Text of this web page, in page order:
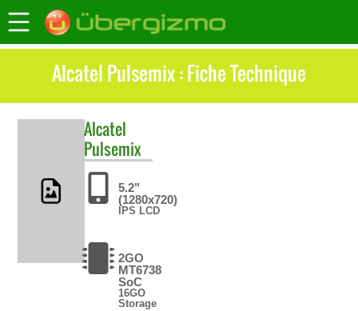
Alcatel Pulsemix : Fiche Technique
Alcatel
Pulsemix
5.2"
(1280x720)
IPS LCD
2GO
MT6738
SoC
16GO
Storage